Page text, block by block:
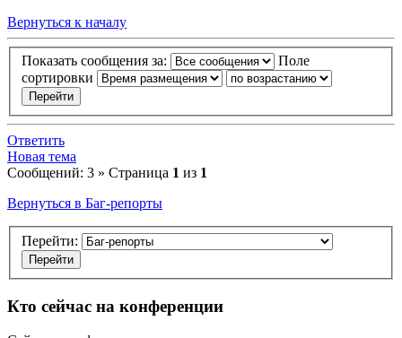
Вернуться к началу
Показать сообщения за:
Поле
сортировки
Ответить
Новая тема
Сообщений: 3 » Страница 1 из 1
Вернуться в Баг-репорты
Перейти:
Кто сейчас на конференции